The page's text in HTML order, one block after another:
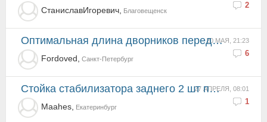
2
СтаниславИгоревич, Благовещенск
20 МАЯ, 21:23
6
Оптимальная длина дворников переднего стекла
Fordoved, Санкт-Петербург
27 АПРЕЛЯ, 08:01
1
Стойка стабилизатора заднего 2 шт продам
Maahes, Екатеринбург